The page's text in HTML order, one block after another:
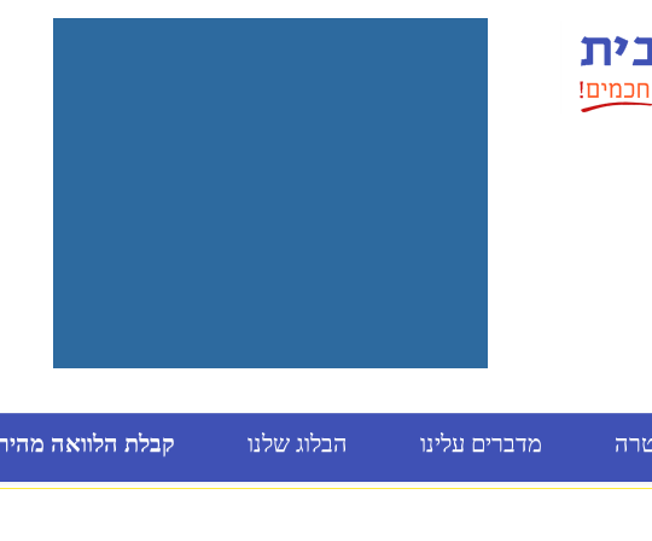
מדברים עלינו הבלוג שלנו קבלת הלוואה